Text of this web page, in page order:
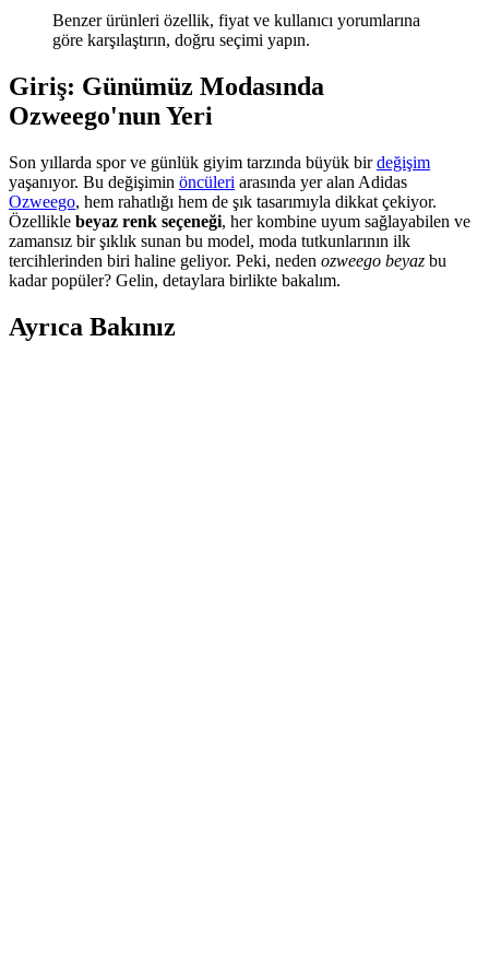
Benzer ürünleri özellik, fiyat ve kullanıcı yorumlarına
göre karşılaştırın, doğru seçimi yapın.
Giriş: Günümüz Modasında
Ozweego'nun Yeri
Son yıllarda spor ve günlük giyim tarzında büyük birdeğişim
yaşanıyor. Bu değişimin öncüleri arasında yer alan Adidas
Ozweego, hem rahatlığı hem de şık tasarımıyla dikkat çekiyor.
Özellikle beyaz renk seçeneği, her kombine uyum sağlayabilen ve
zamansız bir şıklık sunan bu model, moda tutkunlarının ilk
tercihlerinden biri haline geliyor. Peki, neden ozweego beyaz bu
kadar popüler? Gelin, detaylara birlikte bakalım.
Ayrıca Bakınız